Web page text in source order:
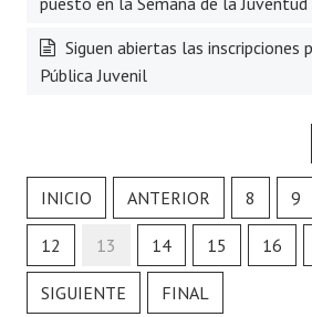
Siguen abiertas las inscripciones
Pública Juvenil
INICIO ANTERIOR 8 9
12 13 14 15 16
SIGUIENTE FINAL